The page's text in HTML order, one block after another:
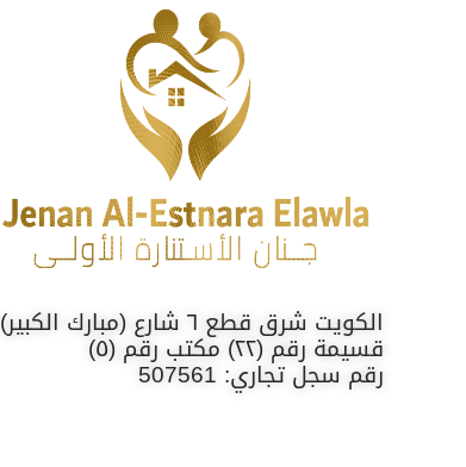
الكويت شرق قطع ٦ شارع (مبارك الكبير)
قسيمة رقم (٢٢) مكتب رقم (٥)
رقم سجل تجاري: 507561